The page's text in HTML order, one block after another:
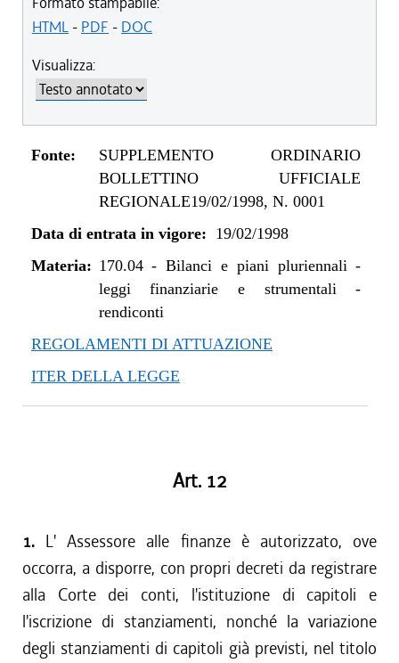
HTML- PDF - DOC
Visualizza:
Fonte:
SUPPLEMENTO ORDINARIO
BOLLETTINO UFFICIALE
REGIONALE19/02/1998, N. 0001
Data di entrata in vigore: 19/02/1998
Materia: 170.04-Bilanci e piani pluriennali -
leggi finanziarie e strumentali -
rendiconti
REGOLAMENTI DI ATTUAZIONE
ITER DELLA LEGGE
Art. 12
1. L' Assessore alle finanze è autorizzato, ove
occorra, a disporre, con propri decreti da registrare
alla Corte dei conti, l'istituzione di capitoli e
l'iscrizione di stanziamenti, nonché la variazione
degli stanziamenti di capitoli già previsti, nel titolo